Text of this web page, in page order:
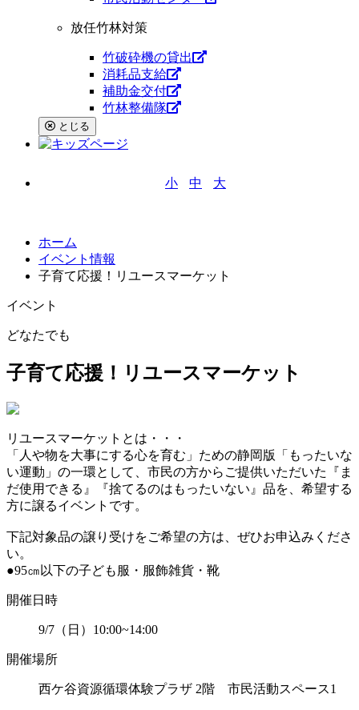
放任竹林対策
竹破砕機の貸出
消耗品支給
補助金交付
竹林整備隊
とじる
小 中 大
ホーム
イベント情報
子育て応援！リユースマーケット
イベント
どなたでも
子育て応援！リユースマーケット
リユースマーケットとは・・・
「人や物を大事にする心を育む」ための静岡版「もったいな
い運動」の一環として、市民の方からご提供いただいた『ま
だ使用できる』『捨てるのはもったいない』品を、希望する
方に譲るイベントです。
下記対象品の譲り受けをご希望の方は、ぜひお申込みくださ
い。
●95㎝以下の子ども服・服飾雑貨・靴
開催日時
9/7（日）10:00~14:00
開催場所
西ケ谷資源循環体験プラザ 2階 市民活動スペース1